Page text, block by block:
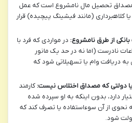
تحصیل مال نامشروع است که عمل
کلاهبرداری (مانند فیشینگ پیچیده) قرار
از طرق نامشروع: در مواردی که فرد با
نادرست (اما نه در حد یک مانور
به دریافت وام یا تسهیلاتی شود که
دولتی که مصداق اختلاس نیست: کارمند
دارد، بدون اینکه به او سپرده شده
نحوی از آن سوءاستفاده یا تصرف کند که
شود.